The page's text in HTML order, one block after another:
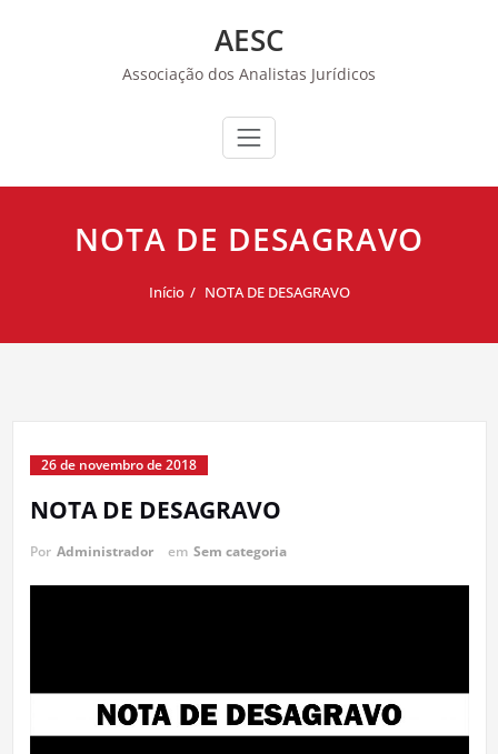
AESC
Associação dos Analistas Jurídicos
NOTA DE DESAGRAVO
Início NOTA DE DESAGRAVO
26 de novembro de 2018
NOTA DE DESAGRAVO
Por Administrador em Sem categoria